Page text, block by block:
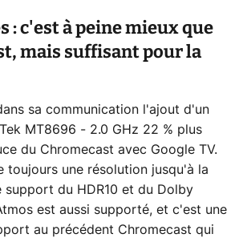
: c'est à peine mieux que
mais suffisant pour la
sa communication l'ajout d'un
MT8696 - 2.0 GHz 22 % plus
du Chromecast avec Google TV.
toujours une résolution jusqu'à la
support du HDR10 et du Dolby
est aussi supporté, et c'est une
au précédent Chromecast qui